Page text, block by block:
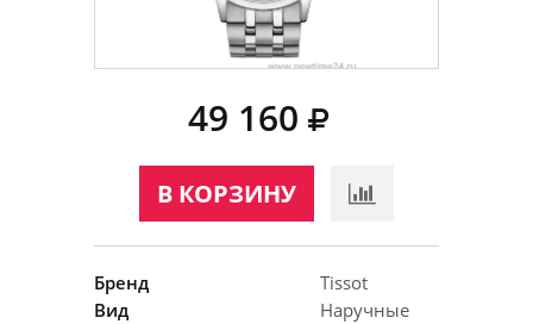
49 160
В КОРЗИНУ
Бренд
Tissot
Вид
Наручные